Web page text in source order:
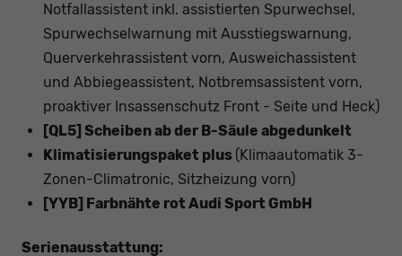
Notfallassistent inkl. assistierten Spurwechsel,
Spurwechselwarnung mit Ausstiegswarnung,
Querverkehrassistent vorn, Ausweichassistent
und Abbiegeassistent, Notbremsassistent vorn,
proaktiver Insassenschutz Front - Seite und Heck)
[QL5] Scheiben ab der B-Säule abgedunkelt
Klimatisierungspaket plus (Klimaautomatik 3-
Zonen-Climatronic, Sitzheizung vorn)
[YYB] Farbnähte rot Audi Sport GmbH
Serienausstattung: